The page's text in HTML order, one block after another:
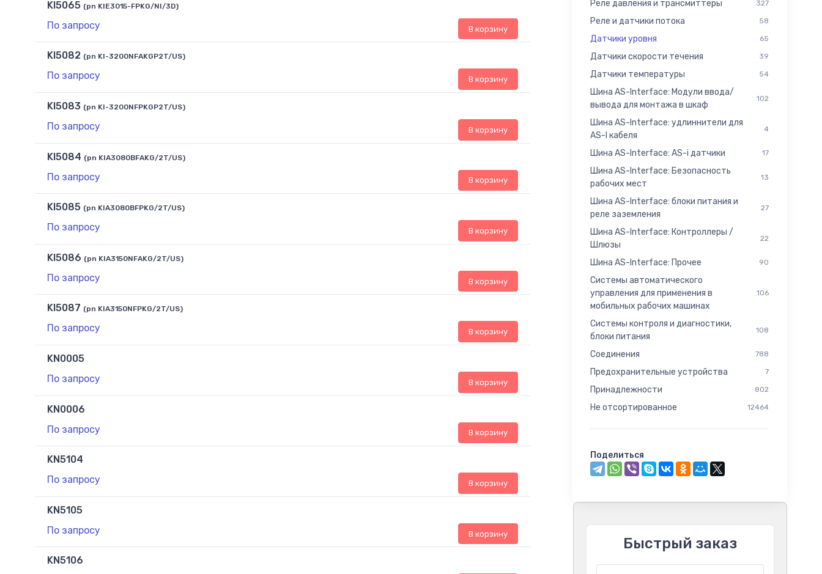
KI5065 (pn KIE3015-FPKG/NI/3D)
По запросу В корзину
KI5082 (pn KI-3200NFAKGP2T/US)
По запросу В корзину
KI5083 (pn KI-3200NFPKGP2T/US)
По запросу В корзину
KI5084 (pn KIA3080BFAKG/2T/US)
По запросу В корзину
KI5085 (pn KIA3080BFPKG/2T/US)
По запросу В корзину
KI5086 (pn KIA3150NFAKG/2T/US)
По запросу В корзину
KI5087 (pn KIA3150NFPKG/2T/US)
По запросу В корзину
KN0005
По запросу
В корзину
KN0006
По запросу
В корзину
KN5104
По запросу
В корзину
KN5105
По запросу
В корзину
KN5106
Реле давления и трансмиттеры 327
Реле и датчики потока 58
Датчики уровня 65
Датчики скорости течения 39
Датчики температуры 54
Шина AS-Interface: Модули ввода/
вывода для монтажа в шкаф
102
Шина AS-Interface: удлиннители для
AS-I кабеля
4
Шина AS-Interface: AS-i датчики 17
Шина AS-Interface: Безопасность
рабочих мест
13
Шина AS-Interface: блоки питания и
реле заземления
27
Шина AS-Interface: Контроллеры /
Шлюзы
22
Шина AS-Interface: Прочее 90
Системы автоматического
управления для применения в
мобильных рабочих машинах
106
Системы контроля и диагностики,
блоки питания
108
Соединения 788
Предохранительные устройства 7
Принадлежности 802
Не отсортированное 12464
Поделиться
Быстрый заказ